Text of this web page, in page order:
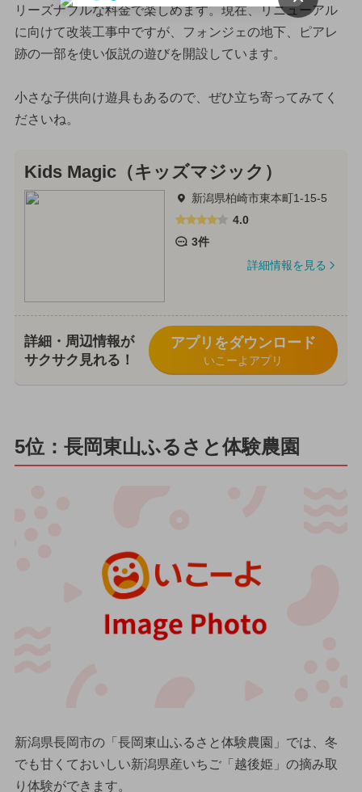
リーズナブルな料金で楽しめます。現在、リニューアル
に向けて改装工事中ですが、フォンジェの地下、ピアレ
跡の一部を使い仮説の遊びを開設しています。
小さな子供向け遊具もあるので、ぜひ立ち寄ってみてく
ださいね。
Kids Magic（キッズマジック）
新潟県柏崎市東本町1-15-5
4.0
3件
詳細情報を見る
詳細・周辺情報が
サクサク見れる！
アプリをダウンロード
いこーよアプリ
5位：長岡東山ふるさと体験農園
新潟県長岡市の「長岡東山ふるさと体験農園」では、冬
でも甘くておいしい新潟県産いちご「越後姫」の摘み取
り体験ができます。